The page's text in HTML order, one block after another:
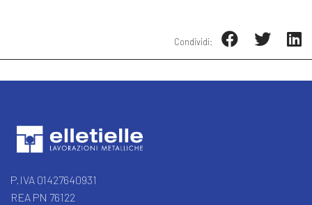
Condividi:
P.IVA 01427640931
REA PN 76122